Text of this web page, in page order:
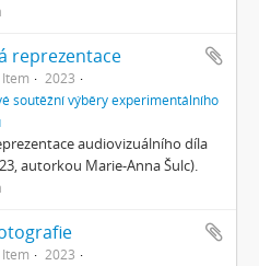
reprezentace
Item
2023
soutěžní výběry experimentálního
audiovizuálního díla
autorkou Marie-Anna Šulc).
Item
2023